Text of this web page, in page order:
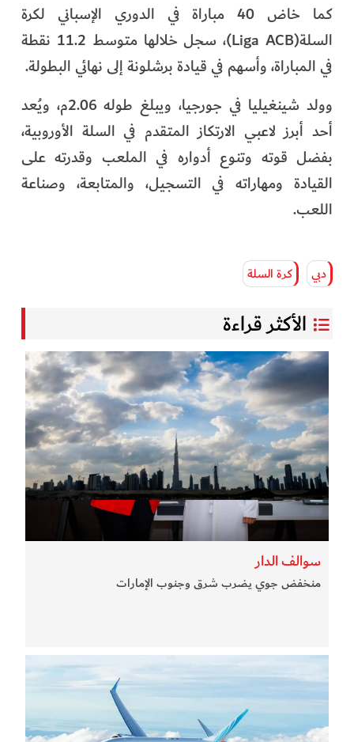
كما خاض 40 مباراة في الدوري الإسباني لكرة
السلة(Liga ACB)، سجل خلالها متوسط 11.2 نقطة
في المباراة، وأسهم في قيادة برشلونة إلى نهائي البطولة.
وولد شينغيليا في جورجيا، ويبلغ طوله 2.06م، ويُعد
أحد أبرز لاعبي الارتكاز المتقدم في السلة الأوروبية،
بفضل قوته وتنوع أدواره في الملعب وقدرته على
القيادة ومهاراته في التسجيل، والمتابعة، وصناعة
اللعب.
دبي كرة السلة
الأكثر قراءة
سوالف الدار
منخفض جوي يضرب شرق وجنوب الإمارات